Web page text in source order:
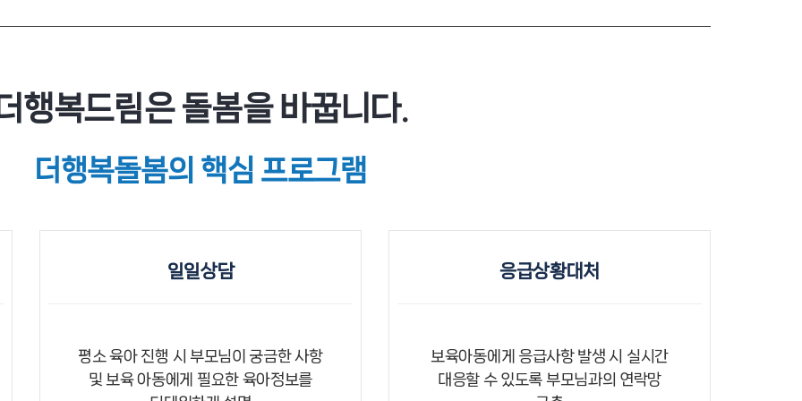
행복드림은 돌봄을 바꿉니다.
더행복돌봄의 핵심 프로그램
일일상담
평소 육아 진행 시 부모님이 궁금한 사항
및 보육 아동에게 필요한 육아정보를
응급상황대처
보육아동에게 응급사항 발생 시 실시간
대응할 수 있도록 부모님과의 연락망